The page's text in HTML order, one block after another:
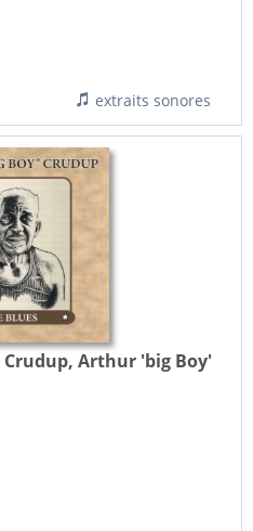
extraits sonores
Crudup, Arthur 'big Boy'